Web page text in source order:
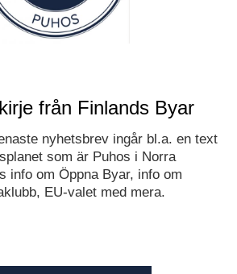
från Finlands Byar
nyhetsbrev ingår bl.a. en text
som är Puhos i Norra
info om Öppna Byar, info om
EU-valet med mera.